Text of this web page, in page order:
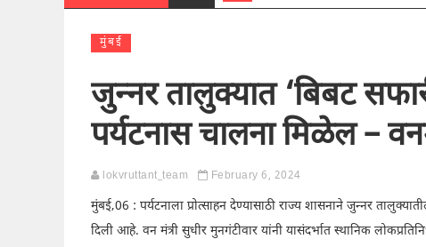
मुंबई
जुन्नर तालुक्यात ‘बिबट
पर्यटनास चालना मिळेल –
lokvruttant_team February 6, 2024
मुंबई,06 : पर्यटनाला प्रोत्साहन देण्यासाठी राज्य शासनाने जुन्नर
दिली आहे. वन मंत्री सुधीर मुनगंटीवार यांनी यासंदर्भात स्थानिक